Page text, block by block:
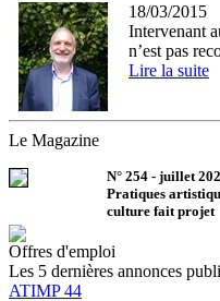
18/03/2015
Intervenant
n’est pas
Lire la suite
Le Magazine
N° 254 - juillet
Pratiques
culture fait projet
Offres d'emploi
Les 5 dernières annonces
ATIMP 44